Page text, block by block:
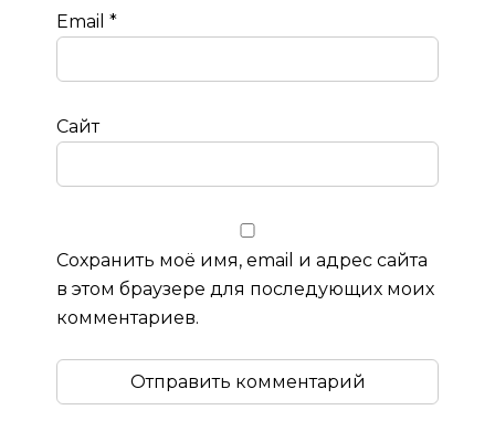
Email *
Сайт
Сохранить моё имя, email и адрес сайта
в этом браузере для последующих моих
комментариев.